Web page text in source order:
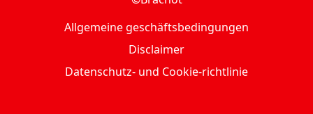
Allgemeine geschäftsbedingungen
Disclaimer
Datenschutz- und Cookie-richtlinie